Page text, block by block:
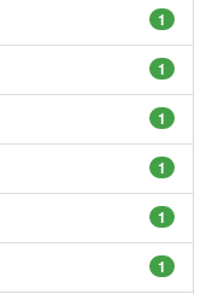
1
1
1
1
1
1